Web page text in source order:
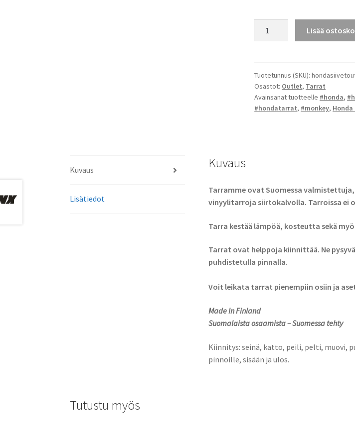
(Outlet)
määrä
Lisää
Tuotetunnus (SKU):
Osastot: Outlet, Tarrat
Avainsanat tuotteelle #honda,
#hondatarrat, #monkey,
Kuvaus
Lisätiedot
Kuvaus
Tarramme ovat Suomessa
vinyylitarroja siirtokalvolla. Tarroissa ei
Tarra kestää lämpöä, kosteutta sekä
Tarrat ovat helppoja kiinnittää. Ne
puhdistetulla pinnalla.
Voit leikata tarrat pienempiin osiin ja
Made In Finland
Suomalaista osaamista – Suomessa tehty
Kiinnitys: seinä, katto, peili, pelti, muovi,
pinnoille, sisään ja ulos.
Tutustu myös